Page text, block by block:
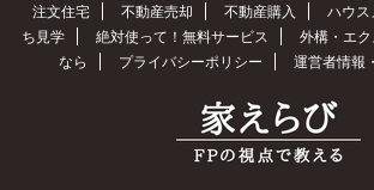
注文住宅 不動産売却 不動産購入 ハウス
ち見学
絶対使って！無料サービス
外構・エ
なら
プライバシーポリシー 運営者情報